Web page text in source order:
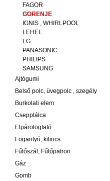
FAGOR
GORENJE
IGNIS , WHIRLPOOL
LEHEL
LG
PANASONIC
PHILIPS
SAMSUNG
Ajtógumi
Belső polc, üvegpolc , szegély
Burkolati elem
Csepptálca
Elpárologtató
Fogantyú, kilincs
Fűtőszál, Fűtőpatron
Gáz
Gomb